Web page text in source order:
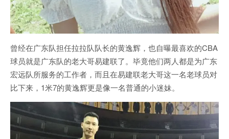
曾经在广东队担任拉拉队队长的黄逸辉，也自曝最喜欢的CBA
球员就是广东队的老大哥易建联了。毕竟他们两人都是为广东
宏远队所服务的工作者，而且在易建联老大哥这一名老球员对
比下来，1米7的黄逸辉更是像一名普通的小迷妹。